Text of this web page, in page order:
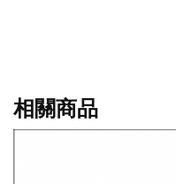
相關商品